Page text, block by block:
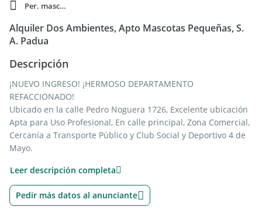
Per. mascota
Alquiler Dos Ambientes, Apto Mascotas Pequeñas, S.
A. Padua
Descripción
¡NUEVO INGRESO! ¡HERMOSO DEPARTAMENTO
REFACCIONADO!
Ubicado en la calle Pedro Noguera 1726, Excelente ubicación
Apta para Uso Profesional, En calle principal, Zona Comercial,
Cercanía a Transporte Público y Club Social y Deportivo 4 de
Mayo.
~ Dos Ambientes y Medio.
~ Apto Vivienda y Uso Profesional.
~ Recibidor.
Leer descripción completa
Pedir más datos al anunciante